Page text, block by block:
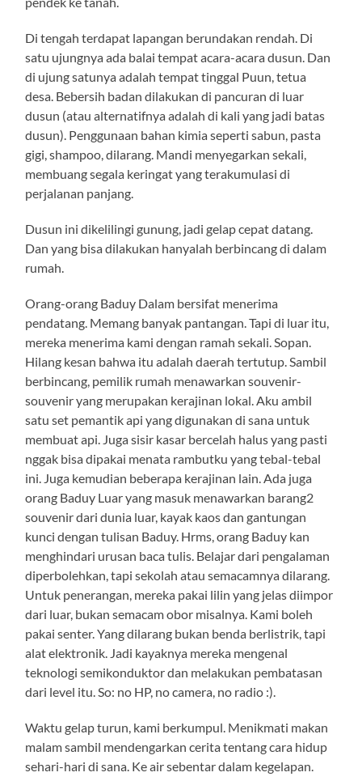
Di tengah terdapat lapangan berundakan rendah. Di
satu ujungnya ada balai tempat acara-acara dusun. Dan
di ujung satunya adalah tempat tinggal Puun, tetua
desa. Bebersih badan dilakukan di pancuran di luar
dusun (atau alternatifnya adalah di kali yang jadi batas
dusun). Penggunaan bahan kimia seperti sabun, pasta
gigi, shampoo, dilarang. Mandi menyegarkan sekali,
membuang segala keringat yang terakumulasi di
perjalanan panjang.
Dusun ini dikelilingi gunung, jadi gelap cepat datang.
Dan yang bisa dilakukan hanyalah berbincang di dalam
rumah.
Orang-orang Baduy Dalam bersifat menerima
pendatang. Memang banyak pantangan. Tapi di luar itu,
mereka menerima kami dengan ramah sekali. Sopan.
Hilang kesan bahwa itu adalah daerah tertutup. Sambil
berbincang, pemilik rumah menawarkan souvenir-
souvenir yang merupakan kerajinan lokal. Aku ambil
satu set pemantik api yang digunakan di sana untuk
membuat api. Juga sisir kasar bercelah halus yang pasti
nggak bisa dipakai menata rambutku yang tebal-tebal
ini. Juga kemudian beberapa kerajinan lain. Ada juga
orang Baduy Luar yang masuk menawarkan barang2
souvenir dari dunia luar, kayak kaos dan gantungan
kunci dengan tulisan Baduy. Hrms, orang Baduy kan
menghindari urusan baca tulis. Belajar dari pengalaman
diperbolehkan, tapi sekolah atau semacamnya dilarang.
Untuk penerangan, mereka pakai lilin yang jelas diimpor
dari luar, bukan semacam obor misalnya. Kami boleh
pakai senter. Yang dilarang bukan benda berlistrik, tapi
alat elektronik. Jadi kayaknya mereka mengenal
teknologi semikonduktor dan melakukan pembatasan
dari level itu. So: no HP, no camera, no radio :).
Waktu gelap turun, kami berkumpul. Menikmati makan
malam sambil mendengarkan cerita tentang cara hidup
sehari-hari di sana. Ke air sebentar dalam kegelapan.